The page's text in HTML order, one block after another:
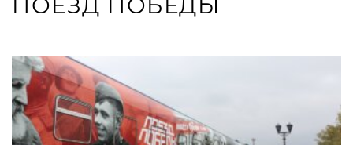
ПОЕЗД ПОБЕДЫ